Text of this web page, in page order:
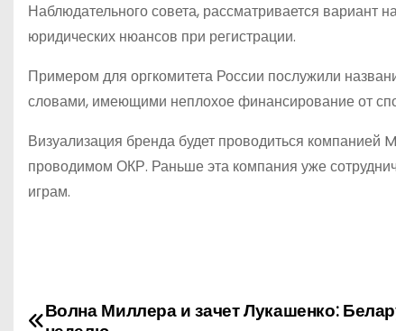
Наблюдательного совета, рассматривается вариант
юридических нюансов при регистрации.
Примером для оргкомитета России послужили
словами, имеющими неплохое финансирование от
Визуализация бренда будет проводиться
проводимом ОКР. Раньше эта компания уже
играм.
НВолна Миллера и зачет Лукашенко: